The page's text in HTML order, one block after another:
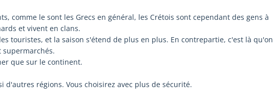
comme le sont les Grecs en général, les Crétois sont cependant des gens à
et vivent en clans.
touristes, et la saison s'étend de plus en plus. En contrepartie, c'est là qu'on
que sur le continent.
d'autres régions. Vous choisirez avec plus de sécurité.